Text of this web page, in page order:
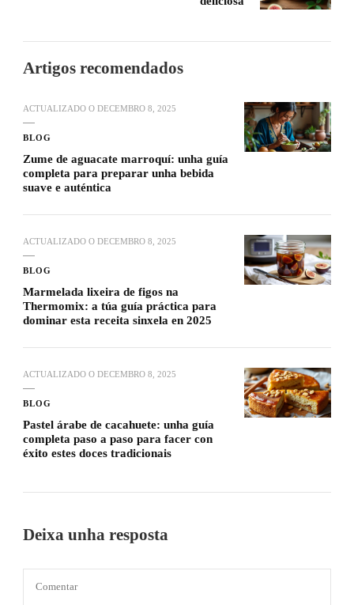
Artigos recomendados
ACTUALIZADO O DECEMBRO 8, 2025
BLOG
Zume de aguacate marroquí: unha guía
completa para preparar unha bebida
suave e auténtica
ACTUALIZADO O DECEMBRO 8, 2025
BLOG
Marmelada lixeira de figos na
Thermomix: a túa guía práctica para
dominar esta receita sinxela en 2025
ACTUALIZADO O DECEMBRO 8, 2025
BLOG
Pastel árabe de cacahuete: unha guía
completa paso a paso para facer con
éxito estes doces tradicionais
Deixa unha resposta